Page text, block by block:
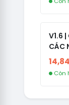
V1.6 |
CÁC
CÓ
LIVE
Còn